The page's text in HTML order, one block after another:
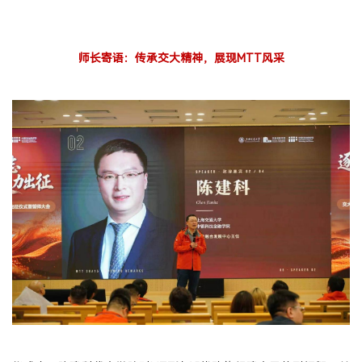
联系我们
登录
MTT考生登录
TFMBA考生登录
MF考生登录
在校生登录
师长寄语：传承交大精神，展现MTT风采